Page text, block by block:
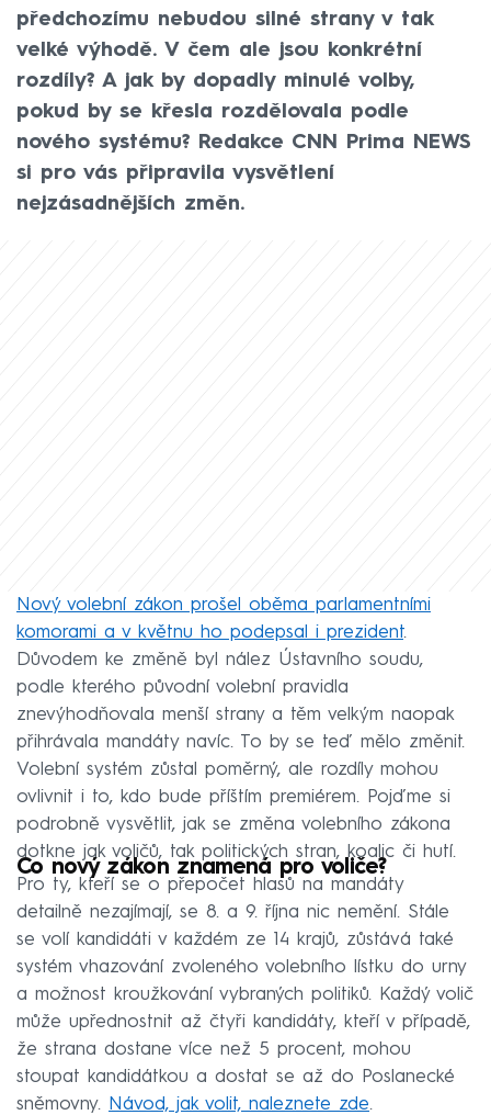
předchozímu nebudou silné strany v tak
velké výhodě. V čem ale jsou konkrétní
rozdíly? A jak by dopadly minulé volby,
pokud by se křesla rozdělovala podle
nového systému? Redakce CNN Prima NEWS
si pro vás připravila vysvětlení
nejzásadnějších změn.
Nový volební zákon prošel oběma parlamentními
komorami a v květnu ho podepsal i prezident.
Důvodem ke změně byl nález Ústavního soudu,
podle kterého původní volební pravidla
znevýhodňovala menší strany a těm velkým naopak
přihrávala mandáty navíc. To by se teď mělo změnit.
Volební systém zůstal poměrný, ale rozdíly mohou
ovlivnit i to, kdo bude příštím premiérem. Pojďme si
podrobně vysvětlit, jak se změna volebního zákona
dotkne jak voličů, tak politických stran, koalic či hutí.
Co nový zákon znamená pro voliče?
Pro ty, kteří se o přepočet hlasů na mandáty
detailně nezajímají, se 8. a 9. října nic nemění. Stále
se volí kandidáti v každém ze 14 krajů, zůstává také
systém vhazování zvoleného volebního lístku do urny
a možnost kroužkování vybraných politiků. Každý volič
může upřednostnit až čtyři kandidáty, kteří v případě,
že strana dostane více než 5 procent, mohou
stoupat kandidátkou a dostat se až do Poslanecké
sněmovny. Návod, jak volit, naleznete zde.